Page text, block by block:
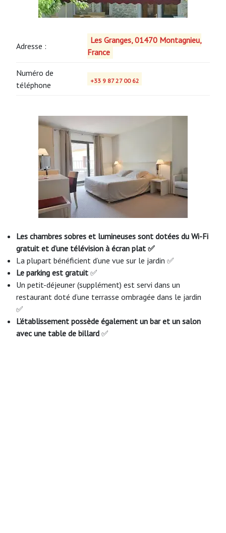
Adresse :
Les Granges, 01470 Montagnieu,
France
Numéro de
téléphone
+33 9 87 27 00 62
Les chambres sobres et lumineuses sont dotées du Wi-Fi
gratuit et d’une télévision à écran plat ✅
La plupart bénéficient d’une vue sur le jardin ✅
Le parking est gratuit ✅
Un petit-déjeuner (supplément) est servi dans un
restaurant doté d’une terrasse ombragée dans le jardin
✅
L’établissement possède également un bar et un salon
avec une table de billard ✅